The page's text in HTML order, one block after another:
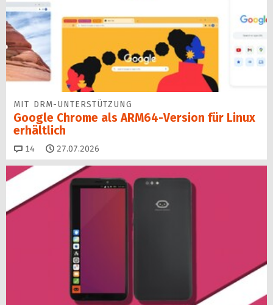
MIT DRM-UNTERSTÜTZUNG
Google Chrome als ARM64-Version für Linux
erhältlich
14 Kommentare
27.07.2026